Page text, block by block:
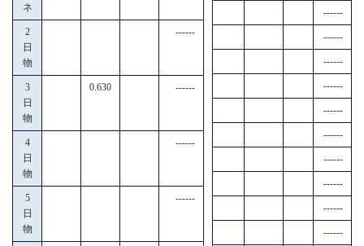
ネ
2
日
物
------
3
日
物
0.630 ------
4
日
物
------
5
日
物
------
------
------
------
------
------
------
------
------
------
------